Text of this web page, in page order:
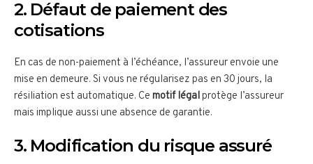
2. Défaut de paiement des
cotisations
En cas de non-paiement à l’échéance, l’assureur envoie une
mise en demeure. Si vous ne régularisez pas en 30 jours, la
résiliation est automatique. Ce motif légalprotège l’assureur
mais implique aussi une absence de garantie.
3. Modification du risque assuré